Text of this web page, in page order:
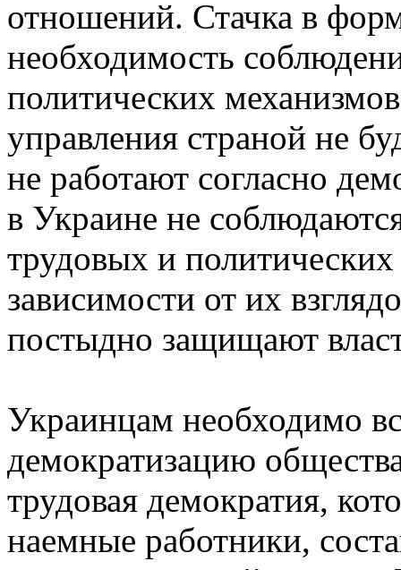
отношений. Стачка в
необходимость
политических
управления страной не
не работают согласно
в Украине не
трудовых и
зависимости от их
постыдно защищают
Украинцам необходимо
демократизацию
трудовая демократия,
наемные работники,